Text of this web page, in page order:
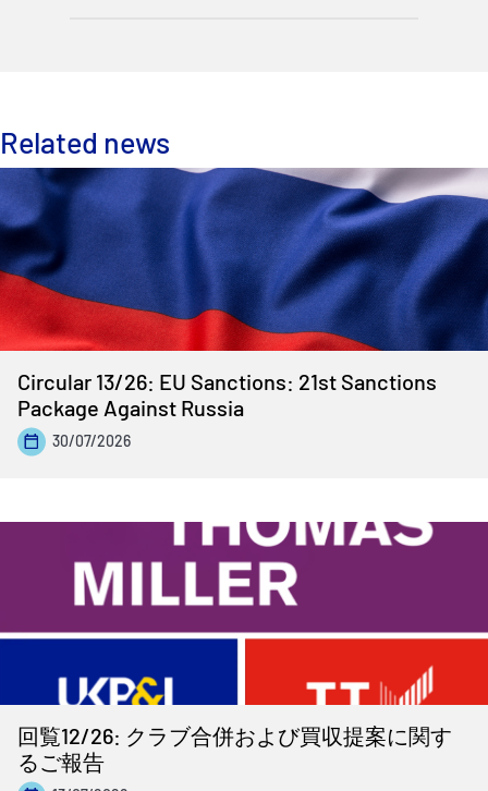
Related news
Circular 13/26: EU Sanctions: 21st Sanctions
Package Against Russia
30/07/2026
回覧12/26: クラブ合併および買収提案に関す
るご報告